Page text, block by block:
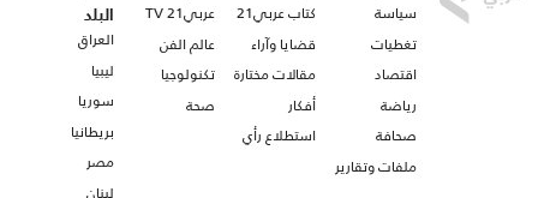
سياسة
تغطيات
اقتصاد
رياضة
صحافة
ملفات وتقارير
كتاب عربي21
قضايا وآراء
مقالات مختارة
أفكار
استطلاع رأي
عربي21 TV
عالم الفن
تكنولوجيا
صحة
البلد
العراق
ليبيا
سوريا
بريطانيا
مصر
لبنان